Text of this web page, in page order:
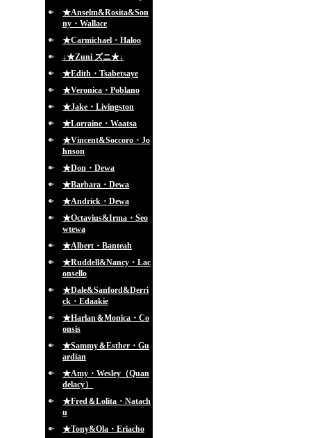
★Anselm&Rosita&Son
ny・Wallace
★Carmichael・Haloo
↓★Zuni ズニ★↓
★Edith・Tsabetsaye
★Veronica・Poblano
★Jake・Livingston
★Lorraine・Waatsa
★Vincent&Soccoro・Jo
hnson
★Don・Dewa
★Barbara・Dewa
★Andrick・Dewa
★Octavius&Irma・Seo
wtewa
★Albert・Banteah
★Ruddell&Nancy・Lac
onsello
★Dale&Sanford&Derri
ck・Edaakie
★Harlan＆Monica・Co
onsis
★Sammy＆Esther・Gu
ardian
★Amy・Wesley（Quan
delacy）
★Fred＆Lolita・Natach
u
★Tony&Ola・Eriacho